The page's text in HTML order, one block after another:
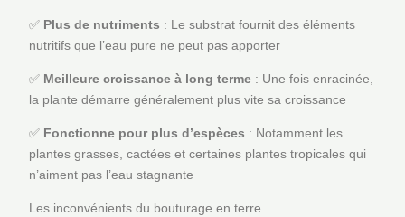
✅ Plus de nutriments : Le substrat fournit des éléments
nutritifs que l’eau pure ne peut pas apporter
✅ Meilleure croissance à long terme: Une fois enracinée,
la plante démarre généralement plus vite sa croissance
✅ Fonctionne pour plus d’espèces : Notamment les
plantes grasses, cactées et certaines plantes tropicales qui
n’aiment pas l’eau stagnante
Les inconvénients du bouturage en terre